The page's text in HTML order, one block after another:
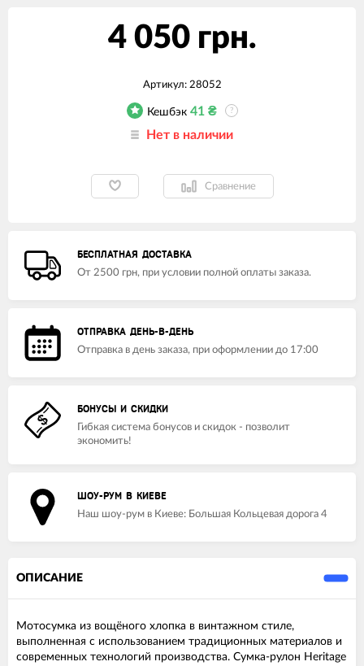
4 050 грн.
Артикул: 28052
Кешбэк 41₴ ?
Нет в наличии
Сравнение
БЕСПЛАТНАЯ ДОСТАВКА
От 2500 грн, при условии полной оплаты заказа.
ОТПРАВКА ДЕНЬ-В-ДЕНЬ
Отправка в день заказа, при оформлении до 17:00
БОНУСЫ И СКИДКИ
Гибкая система бонусов и скидок - позволит
экономить!
ШОУ-РУМ В КИЕВЕ
Наш шоу-рум в Киеве: Большая Кольцевая дорога 4
ОПИСАНИЕ
Мотосумка из вощёного хлопка в винтажном стиле,
выполненная с использованием традиционных материалов и
современных технологий производства. Сумка-рулон Heritage